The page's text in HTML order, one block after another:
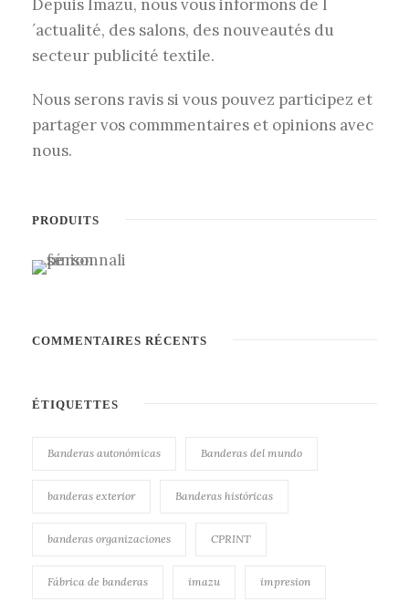
Depuis Imazu, nous vous informons de l
´actualité, des salons, des nouveautés du
secteur publicité textile.
Nous serons ravis si vous pouvez participez et
partager vos commmentaires et opinions avec
nous.
PRODUITS
COMMENTAIRES RÉCENTS
ÉTIQUETTES
Banderas autonómicas Banderas del mundo
banderas exterior Banderas históricas
banderas organizaciones CPRINT
Fábrica de banderas imazu impresion